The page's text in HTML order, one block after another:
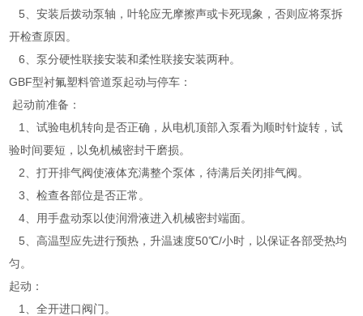
5、安装后拨动泵轴，叶轮应无摩擦声或卡死现象，否则应将泵拆
开检查原因。
6、泵分硬性联接安装和柔性联接安装两种。
GBF型衬氟塑料管道泵起动与停车：
起动前准备：
1、试验电机转向是否正确，从电机顶部入泵看为顺时针旋转，试
验时间要短，以免机械密封干磨损。
2、打开排气阀使液体充满整个泵体，待满后关闭排气阀。
3、检查各部位是否正常。
4、用手盘动泵以使润滑液进入机械密封端面。
5、高温型应先进行预热，升温速度50℃/小时，以保证各部受热均
匀。
起动：
1、全开进口阀门。